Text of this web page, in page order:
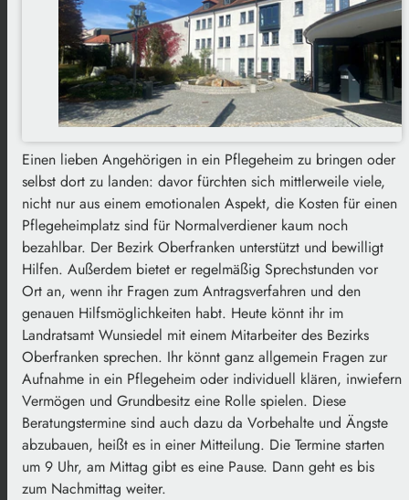
Einen lieben Angehörigen in ein Pflegeheim zu bringen oder
selbst dort zu landen: davor fürchten sich mittlerweile viele,
nicht nur aus einem emotionalen Aspekt, die Kosten für einen
Pflegeheimplatz sind für Normalverdiener kaum noch
bezahlbar. Der Bezirk Oberfranken unterstützt und bewilligt
Hilfen. Außerdem bietet er regelmäßig Sprechstunden vor
Ort an, wenn ihr Fragen zum Antragsverfahren und den
genauen Hilfsmöglichkeiten habt. Heute könnt ihr im
Landratsamt Wunsiedel mit einem Mitarbeiter des Bezirks
Oberfranken sprechen. Ihr könnt ganz allgemein Fragen zur
Aufnahme in ein Pflegeheim oder individuell klären, inwiefern
Vermögen und Grundbesitz eine Rolle spielen. Diese
Beratungstermine sind auch dazu da Vorbehalte und Ängste
abzubauen, heißt es in einer Mitteilung. Die Termine starten
um 9 Uhr, am Mittag gibt es eine Pause. Dann geht es bis
zum Nachmittag weiter.